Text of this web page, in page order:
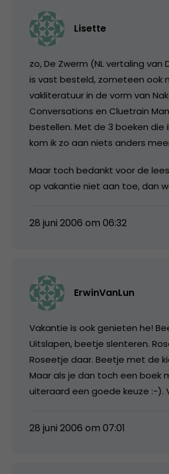
Lisette
zo, De Zwerm (NL vertaling van
is vast besteld, zometeen ook
vakliteratuur in de vorm van
Conversations en Cluetrain
bestellen. Met de 3 boeken die
kom ik zo aan niets anders
Maar toch bedankt voor de
op vakantie niet aan toe, dan
28 juni 2006 om 06:32
ErwinVanLun
Vakantie is ook genieten he!
Uitslapen, beetje slenteren.
Roseetje daar. Beetje met de
Maar als je dan toch een boek
uiteraard een goede keuze :-).
28 juni 2006 om 07:01